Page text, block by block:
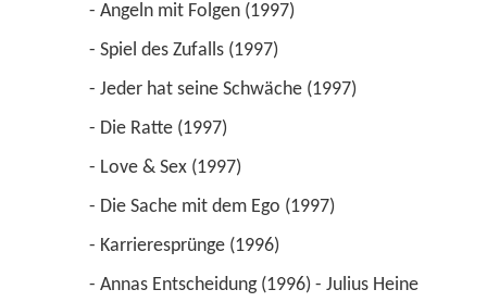
- Angeln mit Folgen (1997)
- Spiel des Zufalls (1997)
- Jeder hat seine Schwäche (1997)
- Die Ratte (1997)
- Love & Sex (1997)
- Die Sache mit dem Ego (1997)
- Karrieresprünge (1996)
- Annas Entscheidung (1996) - Julius Heine